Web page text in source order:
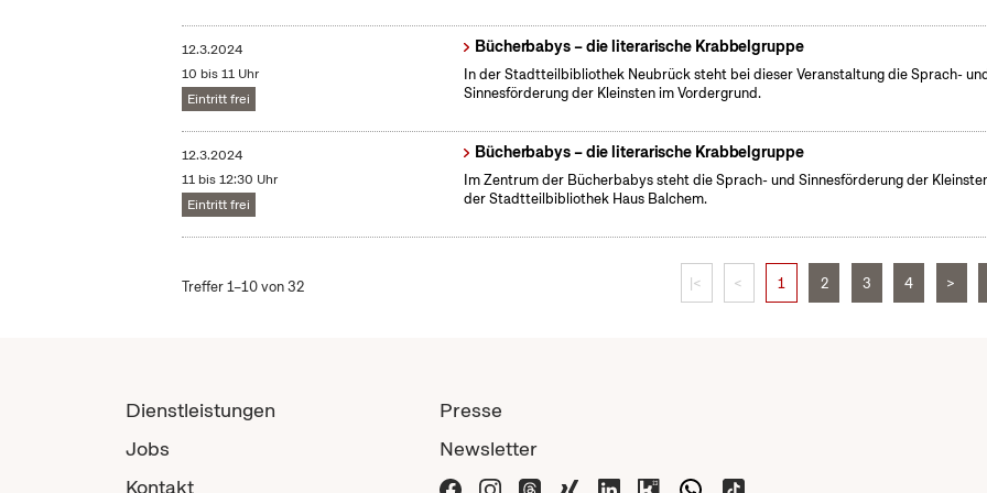
12.3.2024
10 bis 11 Uhr
Eintritt frei
Bücherbabys – die literarische Krabbelgruppe
In der Stadtteilbibliothek Neubrück steht bei dieser Veranstaltung die Sprach-
Sinnesförderung der Kleinsten im Vordergrund.
12.3.2024
11 bis 12:30 Uhr
Eintritt frei
Bücherbabys – die literarische Krabbelgruppe
Im Zentrum der Bücherbabys steht die Sprach- und Sinnesförderung der
der Stadtteilbibliothek Haus Balchem.
Treffer 1–10 von 32 |< < 1 2 3 4 >
Dienstleistungen
Jobs
Kontakt
Presse
Newsletter